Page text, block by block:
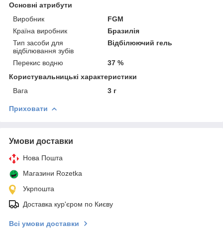
Основні атрибути
Виробник
FGM
Країна виробник
Бразилія
Тип засоби для
відбілювання зубів
Відбілюючий гель
Перекис водню
37 %
Користувальницькі характеристики
Вага
3 г
Приховати
Умови доставки
Нова Пошта
Магазини Rozetka
Укрпошта
Доставка кур'єром по Києву
Всі умови доставки